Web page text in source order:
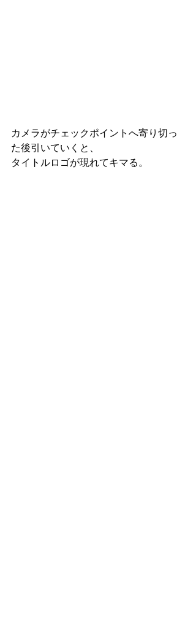
カメラがチェックポイントへ寄り切っ
た後引いていくと、
タイトルロゴが現れてキマる。